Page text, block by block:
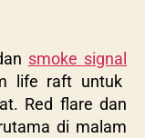
smoke signal
life raft untuk
Red flare dan
di malam